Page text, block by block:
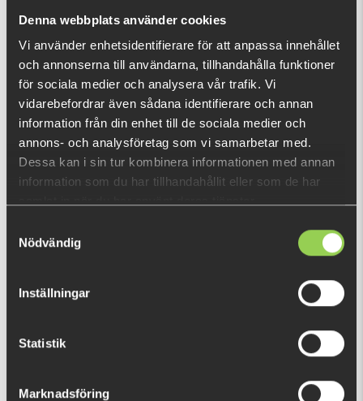
Denna webbplats använder cookies
Vi använder enhetsidentifierare för att anpassa innehållet
och annonserna till användarna, tillhandahålla funktioner
för sociala medier och analysera vår trafik. Vi
vidarebefordrar även sådana identifierare och annan
information från din enhet till de sociala medier och
annons- och analysföretag som vi samarbetar med.
Dessa kan i sin tur kombinera informationen med annan
information som du har tillhandahållit eller som de har
Nödvändig
Inställningar
Statistik
Marknadsföring
Vad är detta?
DU TITTADE NYLIGEN PÅ
Fåtal kvar